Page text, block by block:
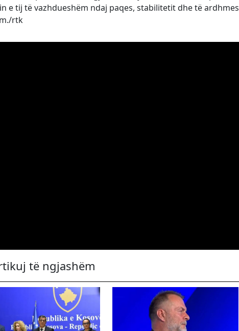
e tij të vazhdueshëm ndaj paqes, stabilitetit dhe të ardhmes
rtk
të ngjashëm